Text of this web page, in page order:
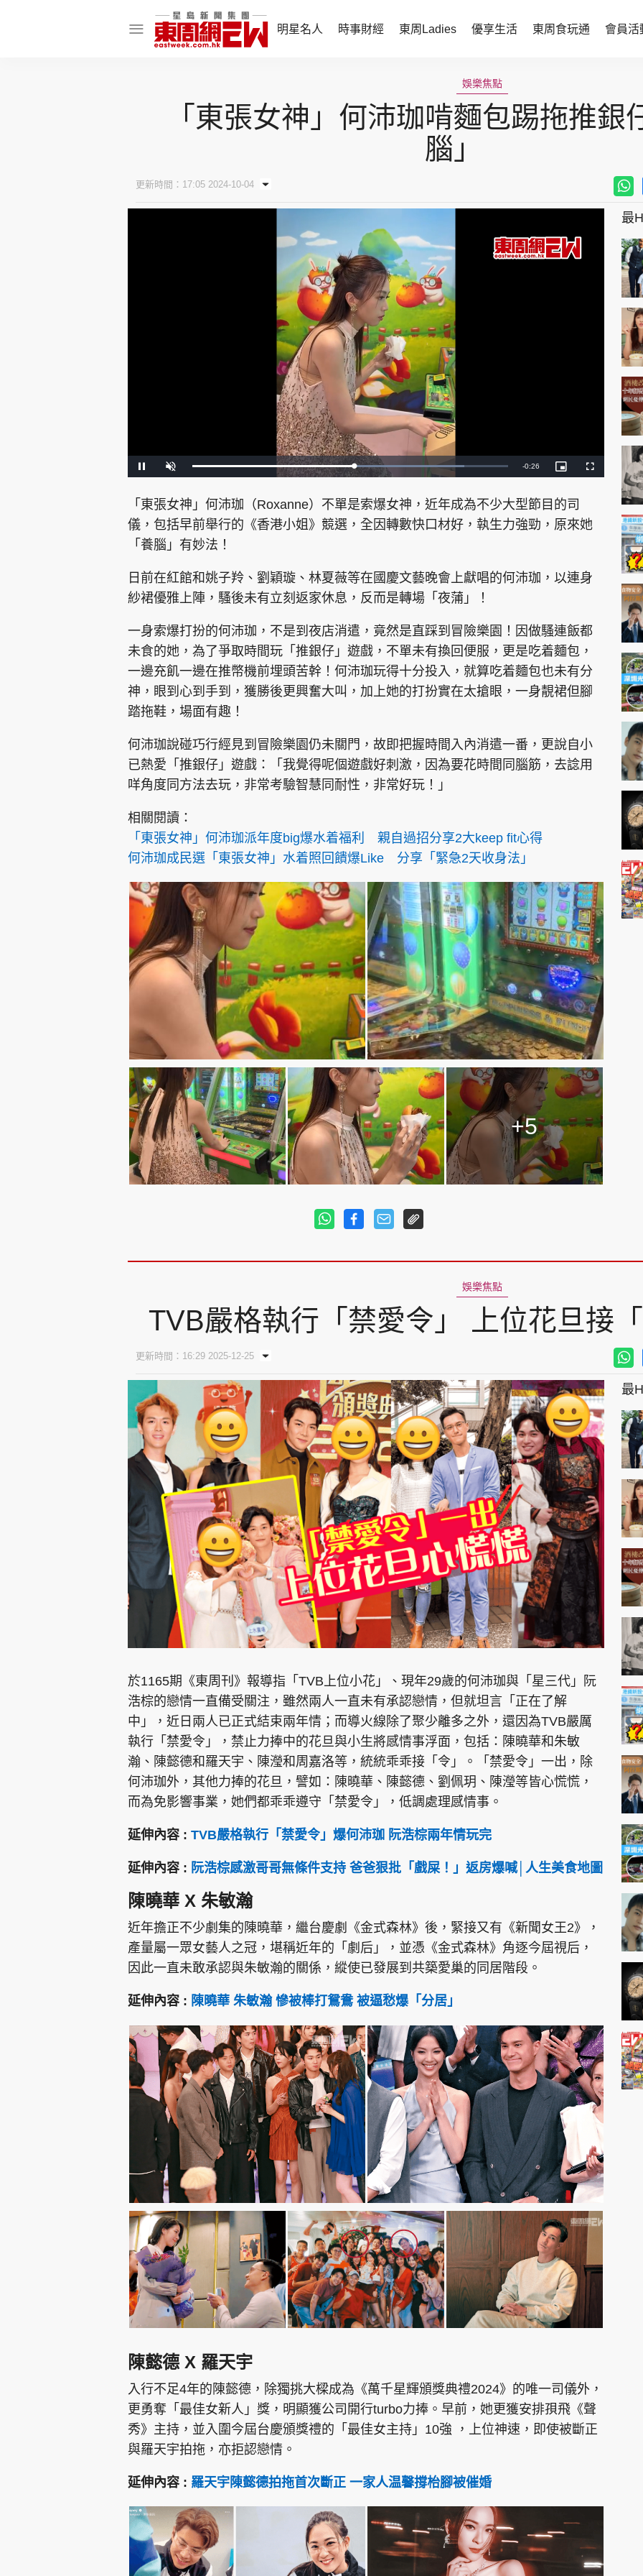
明星名人 時事財經 東周Ladies 優享生活 東周食玩通 會員活
時事直擊
東周Ladies
談情說性
會員活動
東周JETSO
玄學靈異
星島
關於我們 聯絡我們 隱私政策聲明 使用條款 版權及免責聲明 Copyright © 東周網 版權所有
娛樂焦點
「東張女神」何沛珈啃麵包踢拖推銀
腦」
更新時間：17:05 2024-10-04
P
a
e
U
n
t
e
L
o
e
d
:
8
6
R
m
a
n
g
-0:24
P
i
u
r
e
-
i
u
F
u
e
e
「東張女神」何沛珈（Roxanne）不單是索爆女神，近年成為不少大型節目的司
儀，包括早前舉行的《香港小姐》競選，全因轉數快口材好，執生力強勁，原來她
「養腦」有妙法！
日前在紅館和姚子羚、劉穎璇、林夏薇等在國慶文藝晚會上獻唱的何沛珈，以連身
紗裙優雅上陣，騷後未有立刻返家休息，反而是轉場「夜蒲」！
一身索爆打扮的何沛珈，不是到夜店消遣，竟然是直踩到冒險樂園！因做騷連飯都
未食的她，為了爭取時間玩「推銀仔」遊戲，不單未有換回便服，更是吃着麵包，
一邊充飢一邊在推幣機前埋頭苦幹！何沛珈玩得十分投入，就算吃着麵包也未有分
神，眼到心到手到，獲勝後更興奮大叫，加上她的打扮實在太搶眼，一身靚裙但腳
踏拖鞋，場面有趣！
何沛珈說碰巧行經見到冒險樂園仍未關門，故即把握時間入內消遣一番，更說自小
已熱愛「推銀仔」遊戲：「我覺得呢個遊戲好刺激，因為要花時間同腦筋，去諗用
咩角度同方法去玩，非常考驗智慧同耐性，非常好玩！」
相關閱讀：
「東張女神」何沛珈派年度big爆水着福利 親自過招分享2大keep fit心得
何沛珈成民選「東張女神」水着照回饋爆Like 分享「緊急2天收身法」
+5
最
娛樂焦點
TVB嚴格執行「禁愛令」 上位花旦接
更新時間：16:29 2025-12-25
於1165期《東周刊》報導指「TVB上位小花」、現年29歲的何沛珈與「星三代」阮
浩棕的戀情一直備受關注，雖然兩人一直未有承認戀情，但就坦言「正在了解
中」，近日兩人已正式結束兩年情；而導火線除了聚少離多之外，還因為TVB嚴厲
執行「禁愛令」，禁止力捧中的花旦與小生將感情事浮面，包括：陳曉華和朱敏
瀚、陳懿德和羅天宇、陳瀅和周嘉洛等，統統乖乖接「令」。「禁愛令」一出，除
何沛珈外，其他力捧的花旦，譬如：陳曉華、陳懿德、劉佩玥、陳瀅等皆心慌慌，
而為免影響事業，她們都乖乖遵守「禁愛令」，低調處理感情事。
延伸內容 : TVB嚴格執行「禁愛令」爆何沛珈 阮浩棕兩年情玩完
延伸內容 : 阮浩棕感激哥哥無條件支持 爸爸狠批「戲屎！」返房爆喊│人生美食地圖
陳曉華 X 朱敏瀚
近年擔正不少劇集的陳曉華，繼台慶劇《金式森林》後，緊接又有《新聞女王2》，
產量屬一眾女藝人之冠，堪稱近年的「劇后」，並憑《金式森林》角逐今屆視后，
因此一直未敢承認與朱敏瀚的關係，縱使已發展到共築愛巢的同居階段。
延伸內容 : 陳曉華 朱敏瀚 慘被棒打鴛鴦 被逼愁爆「分居」
陳懿德 X 羅天宇
入行不足4年的陳懿德，除獨挑大樑成為《萬千星輝頒獎典禮2024》的唯一司儀外，
更勇奪「最佳女新人」獎，明顯獲公司開行turbo力捧。早前，她更獲安排孭飛《聲
秀》主持，並入圍今屆台慶頒獎禮的「最佳女主持」10強 ，上位神速，即使被斷正
與羅天宇拍拖，亦拒認戀情。
延伸內容 : 羅天宇陳懿德拍拖首次斷正 一家人温馨撐枱腳被催婚
最